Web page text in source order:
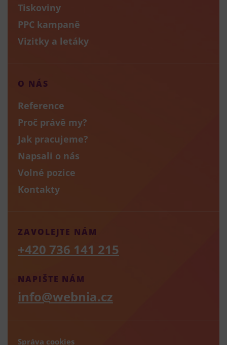
Tiskoviny
PPC kampaně
Vizitky a letáky
O NÁS
Reference
Proč právě my?
Jak pracujeme?
Napsali o nás
Volné pozice
Kontakty
NAPIŠTE NÁM
info@webnia.cz
ZAVOLEJTE NÁM
+420 736 141 215
Správa cookies